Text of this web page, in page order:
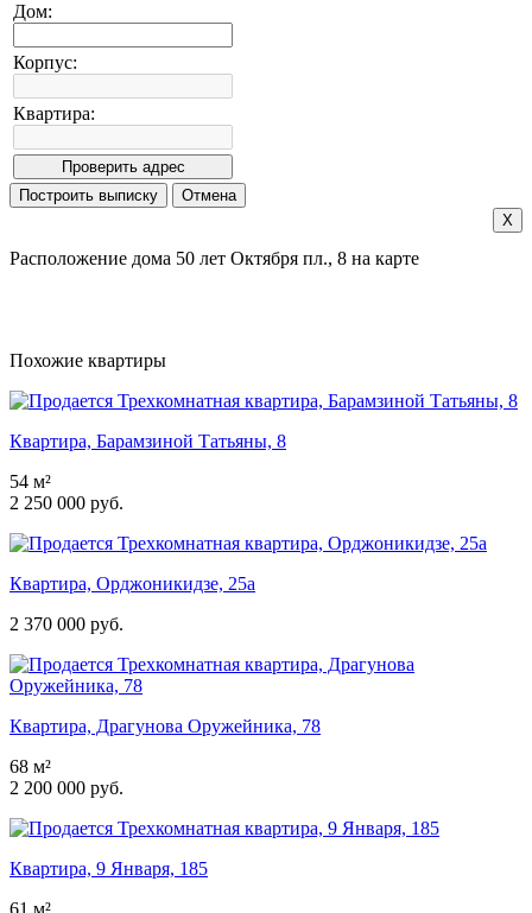
Дом:
Корпус:
Квартира:
X
Расположение дома 50 лет Октября пл., 8 на карте
Похожие квартиры
Квартира, Барамзиной Татьяны, 8
54 м²
2 250 000 руб.
Квартира, Орджоникидзе, 25а
2 370 000 руб.
Квартира, Драгунова Оружейника, 78
68 м²
2 200 000 руб.
Квартира, 9 Января, 185